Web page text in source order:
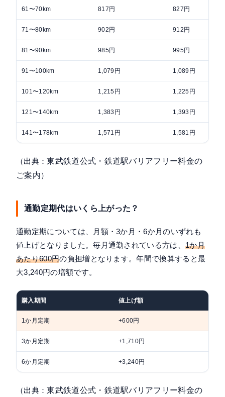
61〜70km 817円 827円
71〜80km 902円 912円
81〜90km 985円 995円
91〜100km 1,079円 1,089円
101〜120km 1,215円 1,225円
121〜140km 1,383円 1,393円
141〜178km 1,571円 1,581円
（出典：東武鉄道公式・鉄道駅バリアフリー料金の
ご案内）
通勤定期代はいくら上がった？
通勤定期については、月額・3か月・6か月のいずれも
値上げとなりました。毎月通勤されている方は、1か月
あたり600円の負担増となります。年間で換算すると最
大3,240円の増額です。
購入期間 値上げ額
1か月定期 +600円
3か月定期 +1,710円
6か月定期 +3,240円
（出典：東武鉄道公式・鉄道駅バリアフリー料金の